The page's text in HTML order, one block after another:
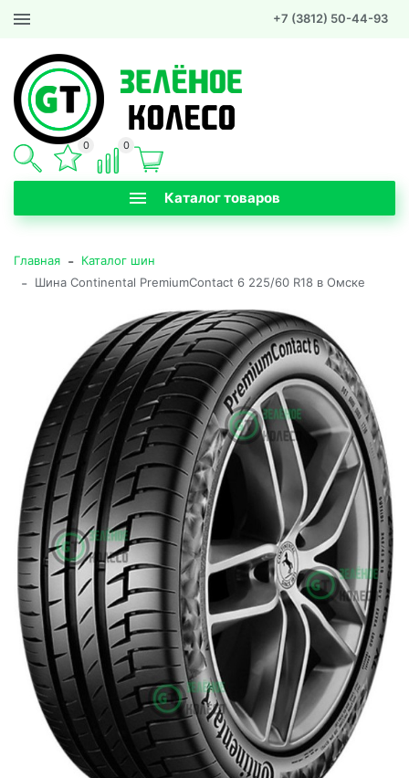
+7 (3812) 50-44-93
Каталог товаров
0 0
Главная - Каталог шин
- Шина Continental PremiumContact 6 225/60 R18 в Омске